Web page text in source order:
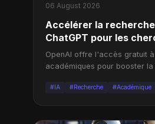
06 August 2026
Accélérer la
ChatGPT pour les
OpenAI offre l'accès gratuit
académiques pour booster
#IA #Recherche #Académique